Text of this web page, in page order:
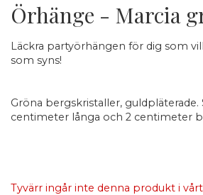
Örhänge - Marcia
Läckra partyörhängen för dig som
som syns!
Gröna bergskristaller, guldpläterade.
centimeter långa och 2 centimeter
Tyvärr ingår inte denna produkt i